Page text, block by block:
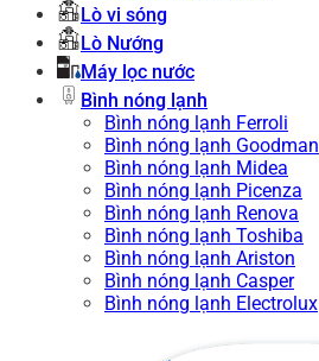
Lò vi sóng
Lò Nướng
Máy lọc nước
Bình nóng lạnh
Bình nóng lạnh Ferroli
Bình nóng lạnh Goodman
Bình nóng lạnh Midea
Bình nóng lạnh Picenza
Bình nóng lạnh Renova
Bình nóng lạnh Toshiba
Bình nóng lạnh Ariston
Bình nóng lạnh Casper
Bình nóng lạnh Electrolux